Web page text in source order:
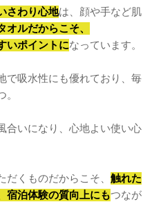
さわり心地は、顔や手など肌
オルだからこそ、
いポイントになっています。
で吸水性にも優れており、毎
合いになり、心地よい使い心
くものだからこそ、 触れた
宿泊体験の質向上にもつなが